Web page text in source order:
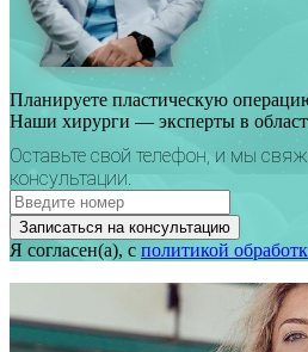
Планируете пластическую
Наши хирурги — эксперты в
Оставьте свой телефон, и мы
консультации.
Записаться на консультацию
Я согласен(а), с политикой